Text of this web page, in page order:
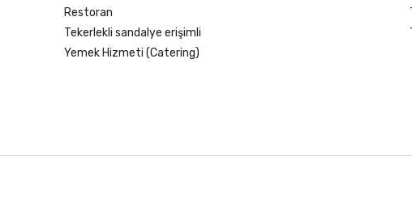
Restoran
Tekerlekli sandalye erişimli
Yemek Hizmeti (Catering)